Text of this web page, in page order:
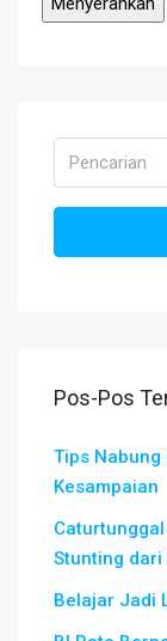
Pos-Pos
Tips Nabung
Kesampaian
Stunting dari
Belajar Jadi